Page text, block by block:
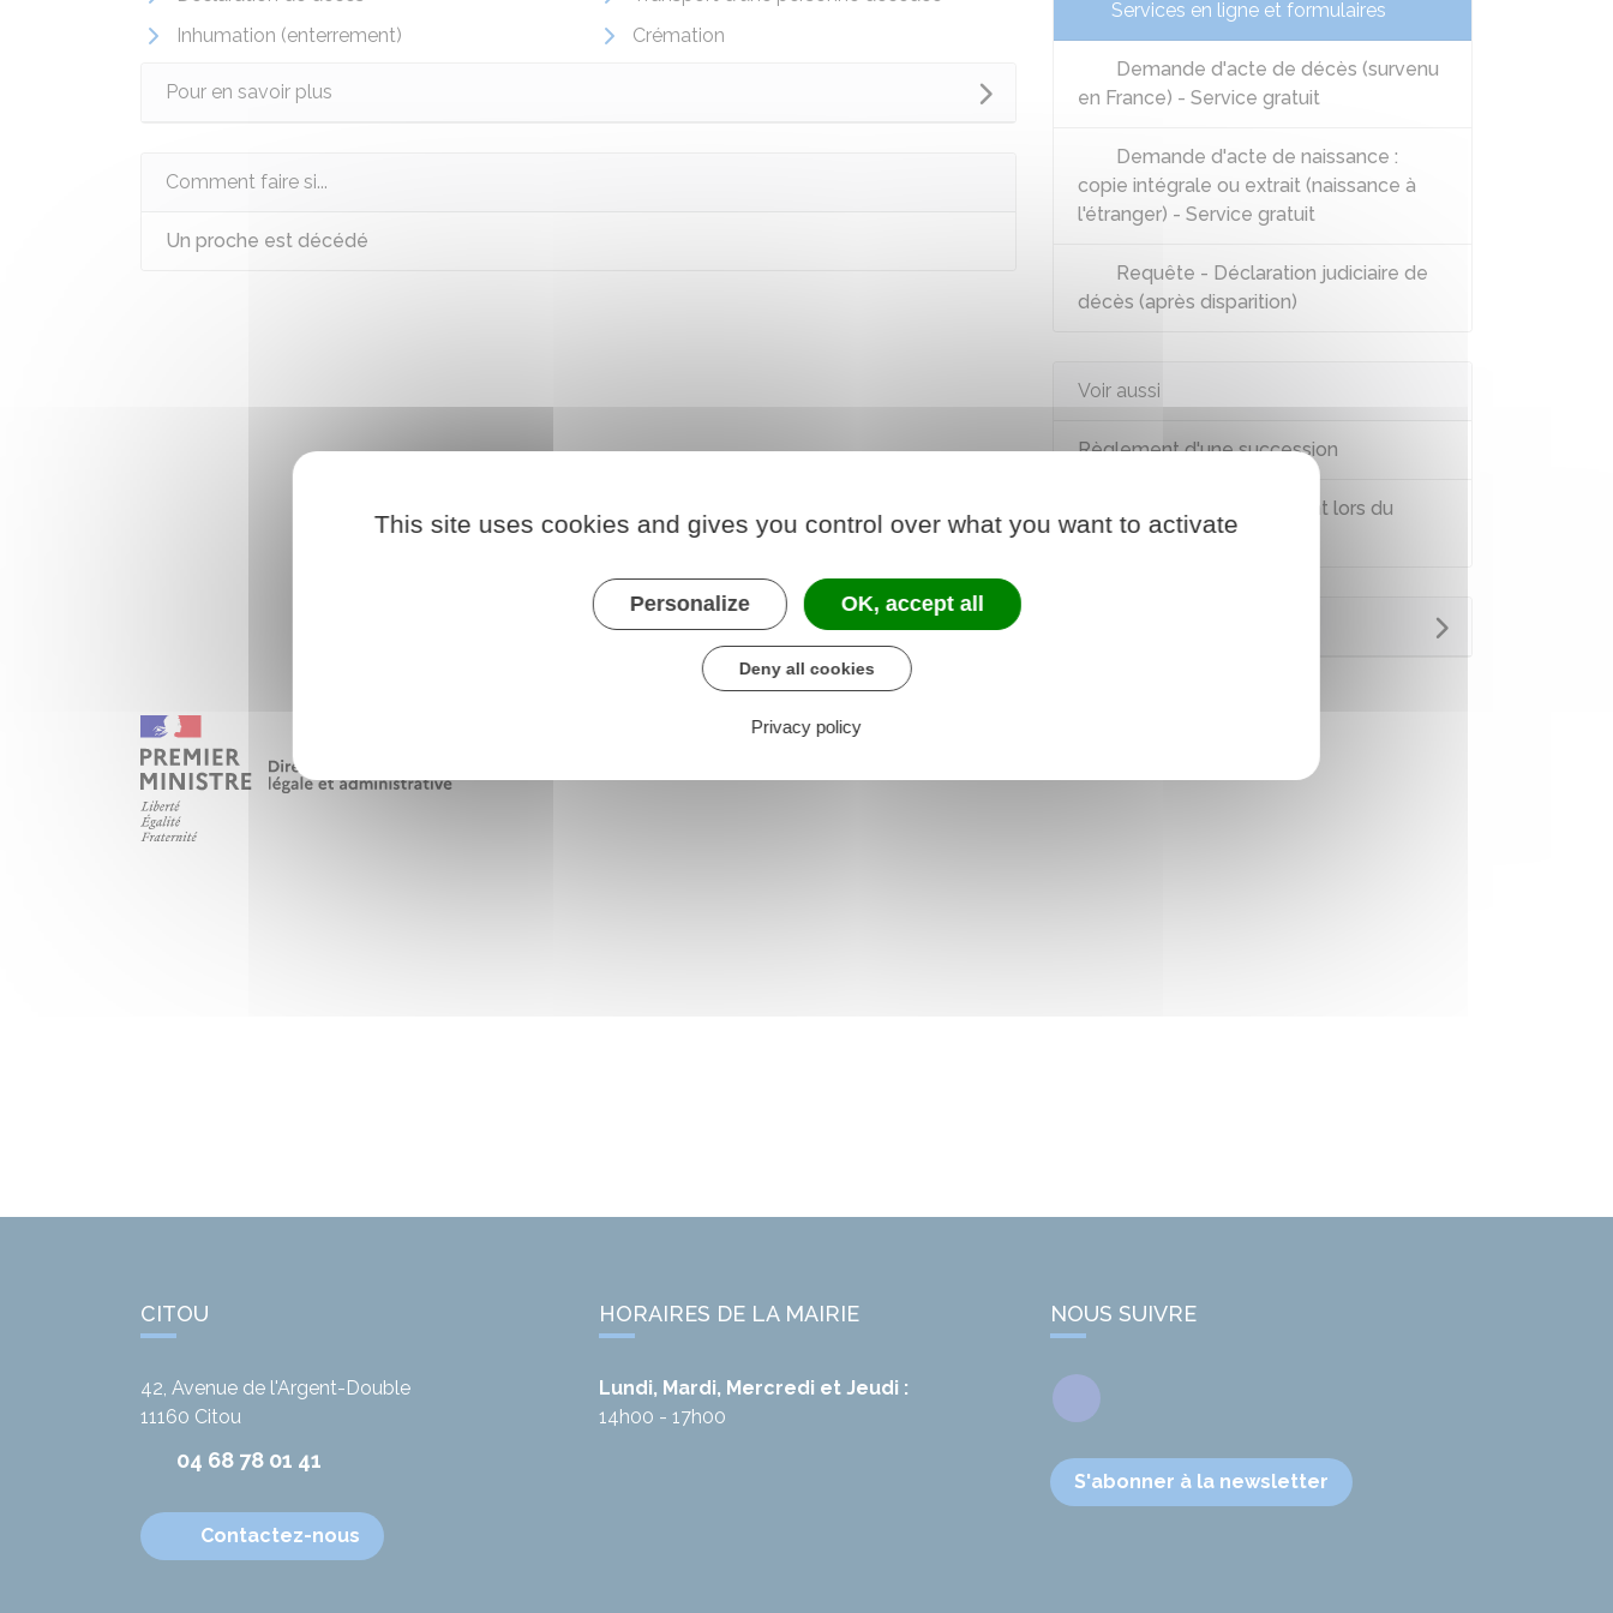
Inhumation (enterrement)
Crémation
Pour en savoir plus
Comment faire si...
Un proche est décédé
Services en ligne et formulaires
Demande d'acte de décès (survenu
en France) - Service gratuit
Demande d'acte de naissance :
copie intégrale ou extrait (naissance à
l'étranger) - Service gratuit
Requête - Déclaration judiciaire de
décès (après disparition)
Voir aussi
Règlement d'une succession
Don d'organe : prélèvement lors du
décès
CITOU
42, Avenue de l'Argent-Double
11160 Citou
04 68 78 01 41
Contactez-nous
HORAIRES DE LA MAIRIE
Lundi, Mardi, Mercredi et Jeudi :
14h00 - 17h00
NOUS SUIVRE
Facebook
S'abonner à la newsletter
This site uses cookies and gives you control over what you want to activate
Personalize OK, accept all
Deny all cookies
Privacy policy